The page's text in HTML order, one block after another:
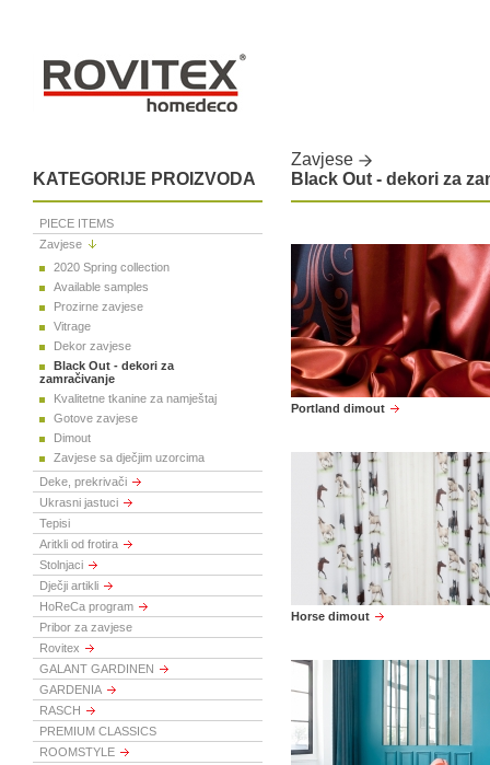
KATEGORIJE PROIZVODA
PIECE ITEMS
Zavjese
2020 Spring collection
Available samples
Prozirne zavjese
Vitrage
Dekor zavjese
Black Out - dekori za
zamračivanje
Kvalitetne tkanine za namještaj
Gotove zavjese
Dimout
Zavjese sa dječjim uzorcima
Deke, prekrivači
Ukrasni jastuci
Tepisi
Aritkli od frotira
Stolnjaci
Dječji artikli
HoReCa program
Pribor za zavjese
Rovitex
GALANT GARDINEN
GARDENIA
RASCH
PREMIUM CLASSICS
ROOMSTYLE
Zavjese
Black Out - dekori za
Portland dimout
Horse dimout